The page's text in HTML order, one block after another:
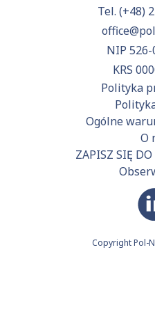
Tel. (+48)
NIP
KRS
Polityka
Ogólne
O
ZAPISZ SIĘ
Copyright Pol-